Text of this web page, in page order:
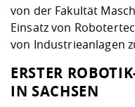
von der Fakultät
Einsatz von
von Industrieanlagen
ERSTER
IN SACHSEN